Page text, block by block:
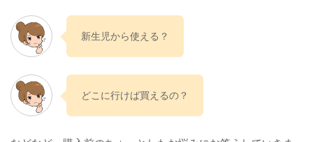
新生児から使える？
どこに行けば買えるの？